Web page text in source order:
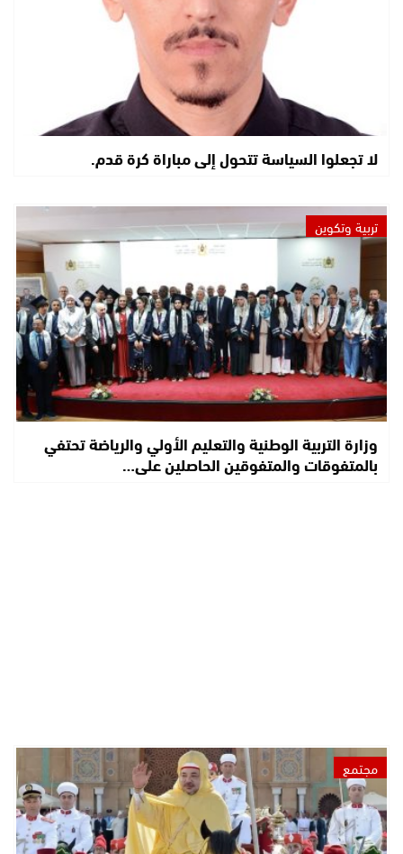
لا تجعلوا السياسة تتحول إلى مباراة كرة قدم.
تربية وتكوين
وزارة التربية الوطنية والتعليم الأولي والرياضة تحتفي
بالمتفوقات والمتفوقين الحاصلين على…
مجتمع